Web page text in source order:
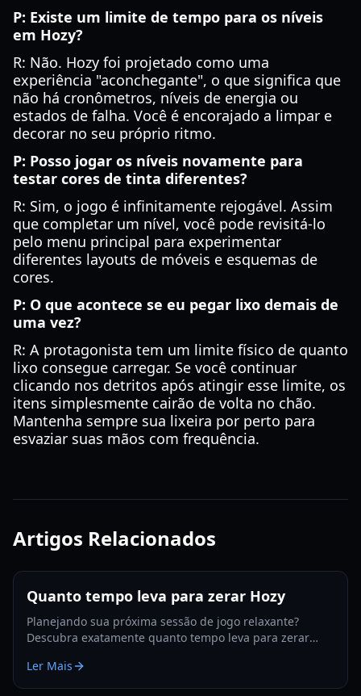
P: Existe um limite de tempo para os níveis
em Hozy?
R: Não. Hozy foi projetado como uma
experiência "aconchegante", o que significa que
não há cronômetros, níveis de energia ou
estados de falha. Você é encorajado a limpar e
decorar no seu próprio ritmo.
P: Posso jogar os níveis novamente para
testar cores de tinta diferentes?
R: Sim, o jogo é infinitamente rejogável. Assim
que completar um nível, você pode revisitá-lo
pelo menu principal para experimentar
diferentes layouts de móveis e esquemas de
cores.
P: O que acontece se eu pegar lixo demais de
uma vez?
R: A protagonista tem um limite físico de quanto
lixo consegue carregar. Se você continuar
clicando nos detritos após atingir esse limite, os
itens simplesmente cairão de volta no chão.
Mantenha sempre sua lixeira por perto para
esvaziar suas mãos com frequência.
Artigos Relacionados
Quanto tempo leva para zerar Hozy
Planejando sua próxima sessão de jogo relaxante?
Descubra exatamente quanto tempo leva para zerar
estilo de jogo e dicas para completar 100%.
Ler Mais